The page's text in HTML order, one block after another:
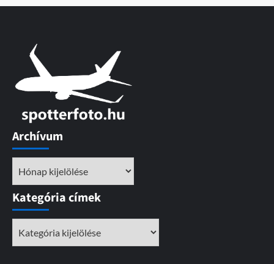
Archívum
Kategória címek